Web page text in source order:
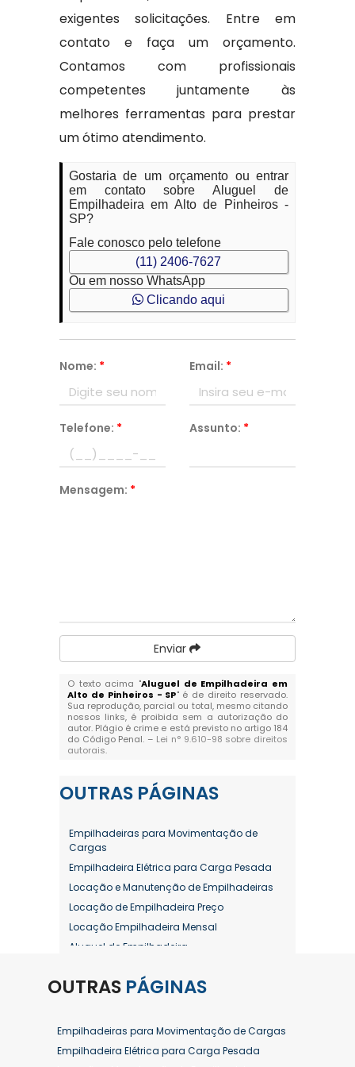
exigentes solicitações. Entre em
contato e faça um orçamento.
Contamos com profissionais
competentes juntamente às
melhores ferramentas para prestar
um ótimo atendimento.
Gostaria de um orçamento ou entrar
em contato sobre Aluguel de
Empilhadeira em Alto de Pinheiros -
SP?
Fale conosco pelo telefone
(11) 2406-7627
Ou em nosso WhatsApp
Clicando aqui
Nome: * Email: *
Telefone: * Assunto: *
Mensagem: *
Enviar
O texto acima "Aluguel de Empilhadeira em
Alto de Pinheiros - SP" é de direito reservado.
Sua reprodução, parcial ou total, mesmo citando
nossos links, é proibida sem a autorização do
autor. Plágio é crime e está previsto no artigo 184
do Código Penal. – Lei n° 9.610-98 sobre direitos
autorais.
OUTRAS PÁGINAS
Empilhadeiras para Movimentação de
Cargas
Empilhadeira Elétrica para Carga Pesada
Locação e Manutenção de Empilhadeiras
Locação de Empilhadeira Preço
Locação Empilhadeira Mensal
Aluguel de Empilhadeira
Aluguel de Empilhadeira Diária Valor
Aluguel de Empilhadeira Elétrica Preço
Aluguel de Empilhadeira Mensal
OUTRAS PÁGINAS
Empilhadeiras para Movimentação de Cargas
Empilhadeira Elétrica para Carga Pesada